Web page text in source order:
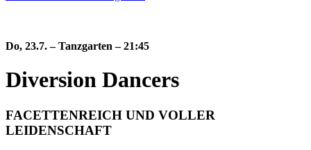
Do, 23.7.– Tanzgarten – 21:45
Diversion Dancers
FACETTENREICH UND VOLLER
LEIDENSCHAFT